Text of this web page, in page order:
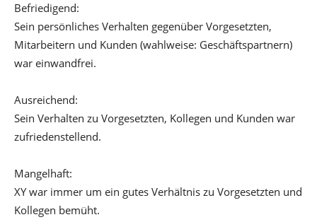
Befriedigend:
Sein persönliches Verhalten gegenüber Vorgesetzten,
Mitarbeitern und Kunden (wahlweise: Geschäftspartnern)
war einwandfrei.
Ausreichend:
Sein Verhalten zu Vorgesetzten, Kollegen und Kunden war
zufriedenstellend.
Mangelhaft:
XY war immer um ein gutes Verhältnis zu Vorgesetzten und
Kollegen bemüht.